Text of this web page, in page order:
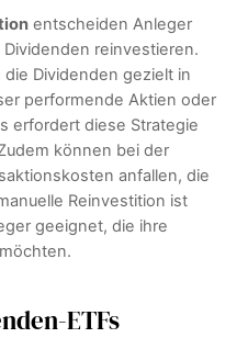
entscheiden Anleger
reinvestieren.
Dividenden gezielt in
performende Aktien oder
erfordert diese Strategie
können bei der
anfallen, die
Reinvestition ist
geeignet, die ihre
ETFs